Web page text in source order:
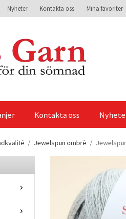
Nyheter Kontakta oss Mina favoriter
Kontakta oss
/ Jewelspun ombrè /